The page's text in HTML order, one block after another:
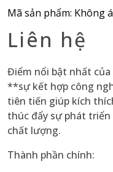
Mã sản phẩm: Không
Liên hệ
Điểm nổi bật nhất
**sự kết hợp công
tiên tiến giúp kích
thúc đẩy sự phát
chất lượng.
Thành phần chính: